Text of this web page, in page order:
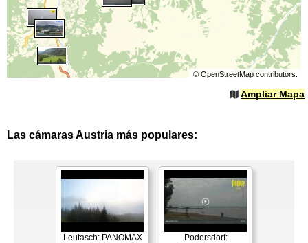
© OpenStreetMapcontributors.
Ampliar Mapa
Las cámaras Austria más populares:
Leutasch: PANOMAX
Podersdorf: